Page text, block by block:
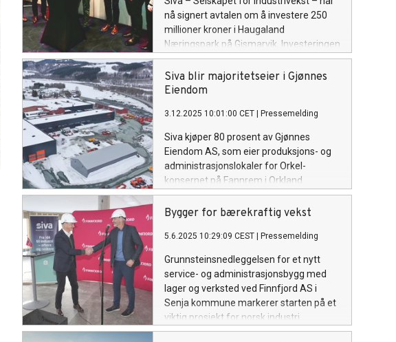
nå signert avtalen om å investere 250
millioner kroner i Haugaland
Næringspark på Gismarvik. Investeringen
skal sikre raskere klargjøring av tomter
og industriell infrastruktur, og dermed
senke terskelen for
Siva blir majoritetseier i Gjønnes
Eiendom
3.12.2025 10:01:00 CET Pressemelding
Siva kjøper 80 prosent av Gjønnes
Eiendom AS, som eier produksjons- og
administrasjonslokaler for Orkel-
konsernet på Fannrem i Orkland.
Bygger for bærekraftig vekst
5.6.2025 10:29:09 CEST Pressemelding
Grunnsteinsnedleggelsen for et nytt
service- og administrasjonsbygg med
lager og verksted ved Finnfjord AS i
Senja kommune markerer starten på et
viktig prosjekt for norsk industri.